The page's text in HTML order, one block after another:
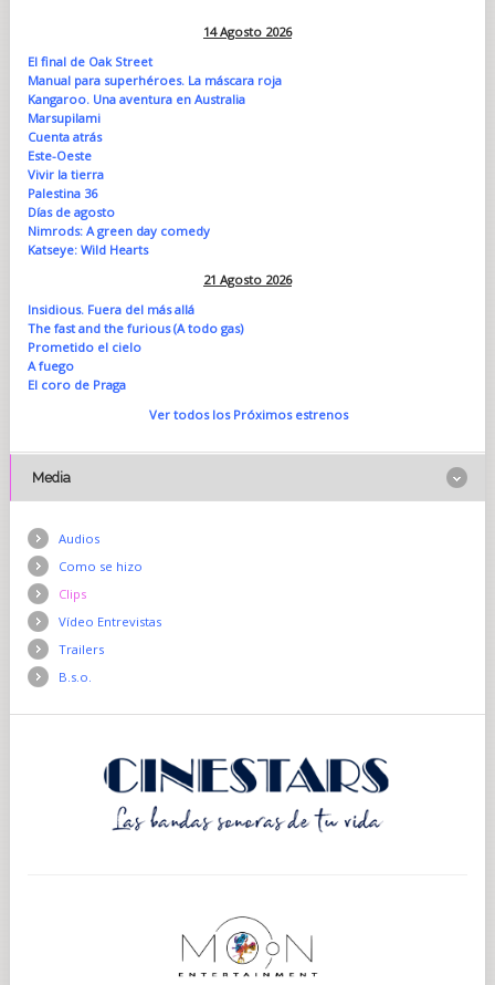
14 Agosto 2026
El final de Oak Street
Manual para superhéroes. La máscara roja
Kangaroo. Una aventura en Australia
Marsupilami
Cuenta atrás
Este-Oeste
Vivir la tierra
Palestina 36
Días de agosto
Nimrods: A green day comedy
Katseye: Wild Hearts
21 Agosto 2026
Insidious. Fuera del más allá
The fast and the furious (A todo gas)
Prometido el cielo
A fuego
El coro de Praga
Ver todos los Próximos estrenos
Media
Audios
Como se hizo
Clips
Vídeo Entrevistas
Trailers
B.s.o.